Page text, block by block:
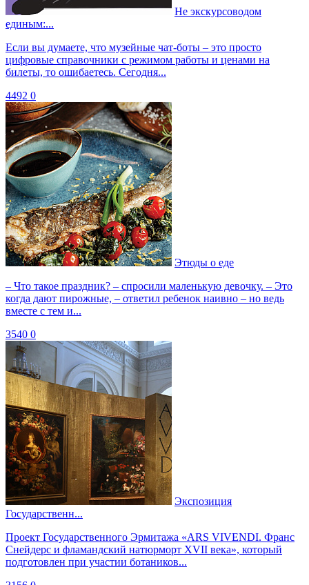
Не экскурсоводом
единым:...
Если вы думаете, что музейные чат-боты – это просто
цифровые справочники с режимом работы и ценами на
билеты, то ошибаетесь. Сегодня...
4492 0
Этюды о еде
– Что такое праздник? – спросили маленькую девочку. – Это
когда дают пирожные, – ответил ребенок наивно – но ведь
вместе с тем и...
3540 0
Экспозиция
Государственн...
Проект Государственного Эрмитажа «ARS VIVENDI. Франс
Снейдерс и фламандский натюрморт XVII века», который
подготовлен при участии ботаников...